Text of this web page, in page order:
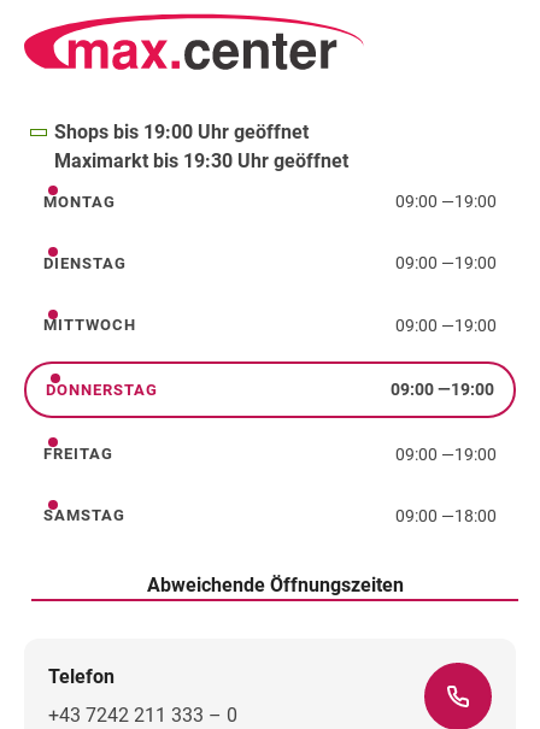
Shops bis 19:00 Uhr geöffnet
Maximarkt bis 19:30 Uhr geöffnet
Montag
MONTAG 09:00 —19:00
Dienstag
DIENSTAG 09:00 —19:00
Mittwoch
MITTWOCH 09:00 —19:00
Donnerstag
DONNERSTAG 09:00—19:00
Freitag
FREITAG 09:00 —19:00
Samstag
SAMSTAG 09:00 —18:00
Abweichende Öffnungszeiten
Telefon
+43 7242 211 333 – 0